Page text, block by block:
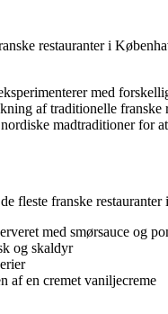
restauranter i
med
af traditionelle franske
madtraditioner for
fleste franske
med smørsauce og
og skaldyr
af en cremet vaniljecreme